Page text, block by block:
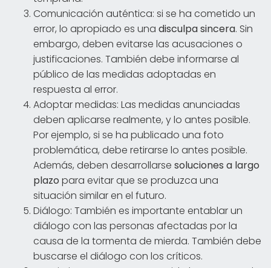
Comunicación auténtica: si se ha cometido un
error, lo apropiado es una disculpa sincera. Sin
embargo, deben evitarse las acusaciones o
justificaciones. También debe informarse al
público de las medidas adoptadas en
respuesta al error.
Adoptar medidas: Las medidas anunciadas
deben aplicarse realmente, y lo antes posible.
Por ejemplo, si se ha publicado una foto
problemática, debe retirarse lo antes posible.
Además, deben desarrollarse soluciones a largo
plazo para evitar que se produzca una
situación similar en el futuro.
Diálogo: También es importante entablar un
diálogo con las personas afectadas por la
causa de la tormenta de mierda. También debe
buscarse el diálogo con los críticos.